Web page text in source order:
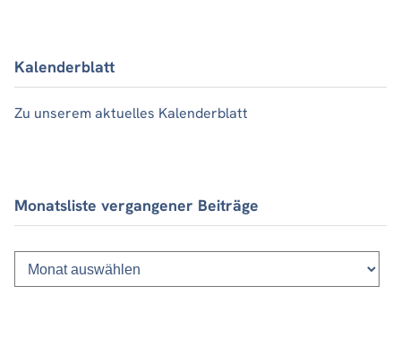
Kalenderblatt
Zu unserem aktuelles Kalenderblatt
Monatsliste vergangener Beiträge
Monatsliste
vergangener
Beiträge